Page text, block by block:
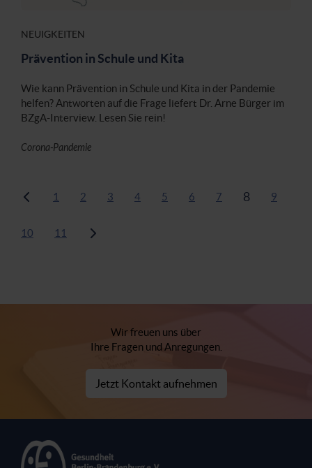
NEUIGKEITEN
Prävention in Schule und Kita
Wie kann Prävention in Schule und Kita in der Pandemie
helfen? Antworten auf die Frage liefert Dr. Arne Bürger im
BZgA-Interview. Lesen Sie rein!
Corona-Pandemie
1 2 3 4 5 6 7 8 9
10 11
Wir freuen uns über
Ihre Fragen und Anregungen.
Jetzt Kontakt aufnehmen